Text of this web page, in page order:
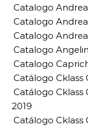
Catalogo Andrea
Catalogo
Catalogo
Catalogo
Catalogo
Catálogo Cklass
Catálogo Cklass
2019
Catálogo Cklass